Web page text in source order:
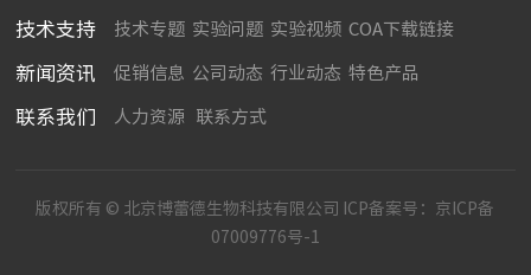
技术支持 技术专题 实验问题 实验视频 COA下载链接
新闻资讯 促销信息 公司动态 行业动态 特色产品
联系我们 人力资源 联系方式
版权所有 © 北京博蕾德生物科技有限公司 ICP备案号： 京ICP备
07009776号-1